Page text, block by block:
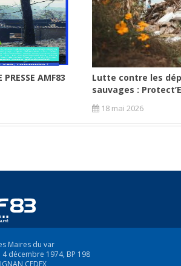
AMF83
Lutte contre les
sauvages :
18 mai 2026
Maires du var
décembre 1974, BP 198
CEDEX